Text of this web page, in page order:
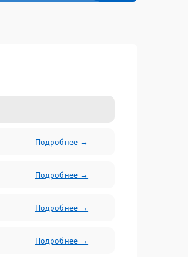
Подробнее →
Подробнее →
Подробнее →
Подробнее →